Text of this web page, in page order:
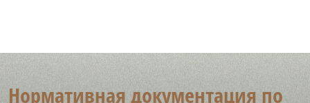
Нормативная документация по